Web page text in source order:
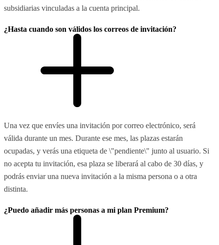
subsidiarias vinculadas a la cuenta principal.
¿Hasta cuando son válidos los correos de invitación?
Una vez que envíes una invitación por correo electrónico, será
válida durante un mes. Durante ese mes, las plazas estarán
ocupadas, y verás una etiqueta de \"pendiente\" junto al usuario. Si
no acepta tu invitación, esa plaza se liberará al cabo de 30 días, y
podrás enviar una nueva invitación a la misma persona o a otra
distinta.
¿Puedo añadir más personas a mi plan Premium?